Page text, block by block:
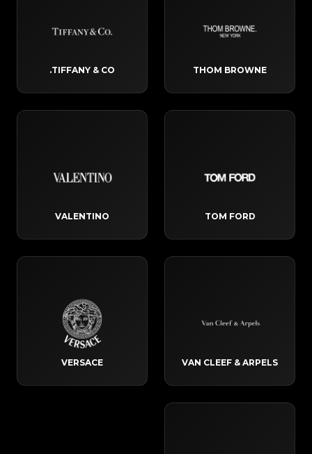
THOM BROWNE
TIFFANY & CO.
TOM FORD
VALENTINO
VAN CLEEF & ARPELS
VERSACE